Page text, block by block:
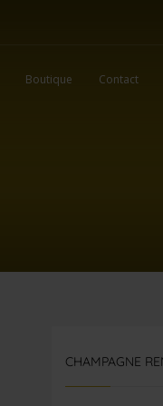
Boutique Contact
CHAMPAGNE